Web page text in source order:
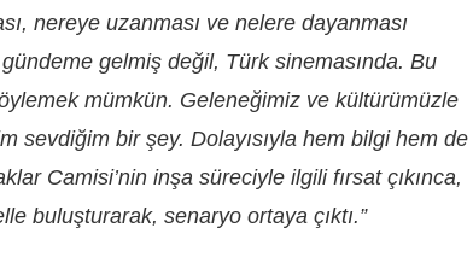
nereye uzanması ve nelere dayanması
gelmiş değil, Türk sinemasında. Bu
mümkün. Geleneğimiz ve kültürümüzle
sevdiğim bir şey. Dolayısıyla hem bilgi hem de
Camisi’nin inşa süreciyle ilgili fırsat çıkınca,
buluşturarak, senaryo ortaya çıktı.”